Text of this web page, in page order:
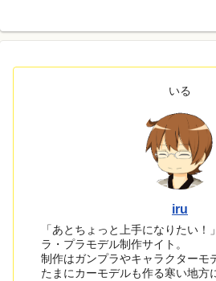
いる
iru
「あとちょっと上手になりたい
ラ・プラモデル制作サイト。
制作はガンプラやキャラクターモ
たまにカーモデルも作る寒い地方